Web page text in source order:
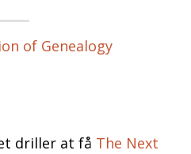
driller at få The Next